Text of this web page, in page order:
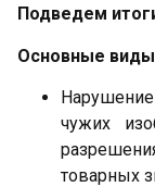
Подведем
Основные
чужих
товарных